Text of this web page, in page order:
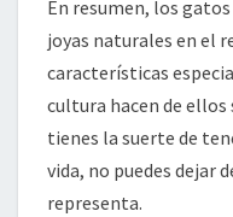
En resumen, los
joyas naturales en el
características
cultura hacen de ellos
tienes la suerte de
vida, no puedes dejar
representa.